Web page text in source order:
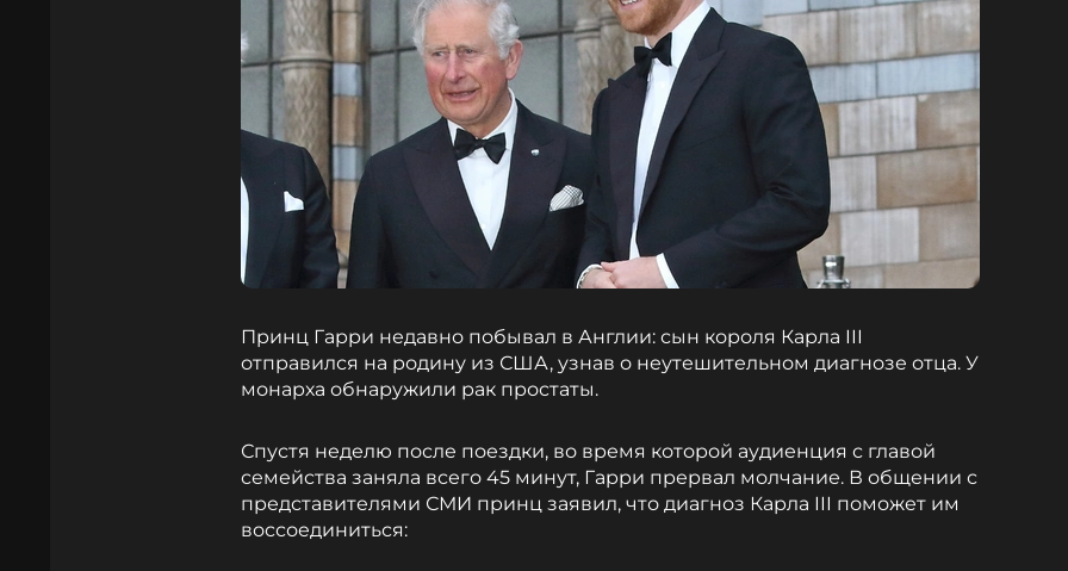
Принц Гарри недавно побывал в Англии: сын короля Карла III
отправился на родину из США, узнав о неутешительном диагнозе отца. У
монарха обнаружили рак простаты.
Спустя неделю после поездки, во время которой аудиенция с главой
семейства заняла всего 45 минут, Гарри прервал молчание. В общении с
представителями СМИ принц заявил, что диагноз Карла III поможет им
воссоединиться: